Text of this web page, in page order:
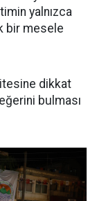
yalnızca
bir mesele
dikkat
bulması